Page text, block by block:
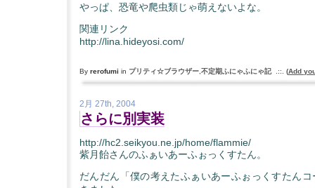
やっぱ、恐竜や爬虫類じゃ萌えないよな。
関連リンク
http://lina.hideyosi.com/
By rerofumi in プリティ☆ブラウザー 不定期ふにゃふにゃ記.::. (Add
2月 27th, 2004
さらに別実装
http://hc2.seikyou.ne.jp/home/flammie/
紫月飴さんのふぁいあーふぉっくすたん。
だんだん「僕の考えたふぁいあーふぉっくすたん